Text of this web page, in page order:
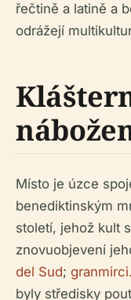
řečtině a latině a
odrážejí
Místo je úzce
benediktinským
století, jehož kult
znovuobjevení
del Sud;
byly středisky